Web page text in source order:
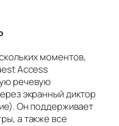
моментов,
Access
речевую
экранный диктор
Он поддерживает
а также все